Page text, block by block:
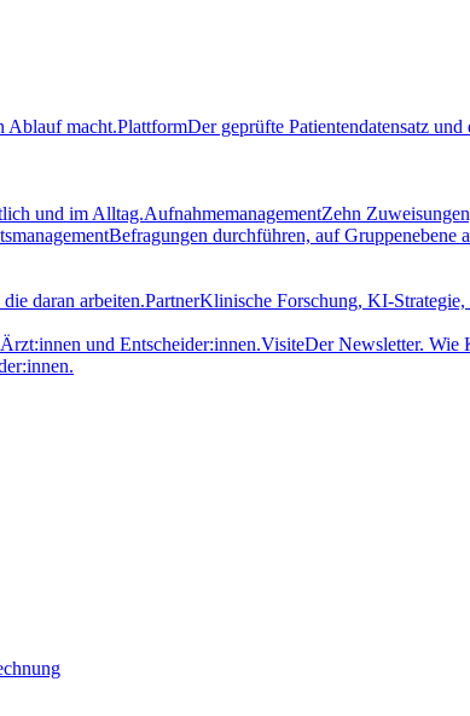
Ablauf macht.PlattformDer geprüfte Patientendatensatz
und im Alltag.AufnahmemanagementZehn
Befragungen durchführen, auf Gruppenebene
daran arbeiten.PartnerKlinische Forschung, KI-
und Entscheider:innen.VisiteDer Newsletter. Wie